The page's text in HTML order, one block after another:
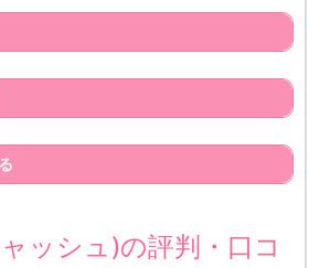
ッシュ)の評判・口コ